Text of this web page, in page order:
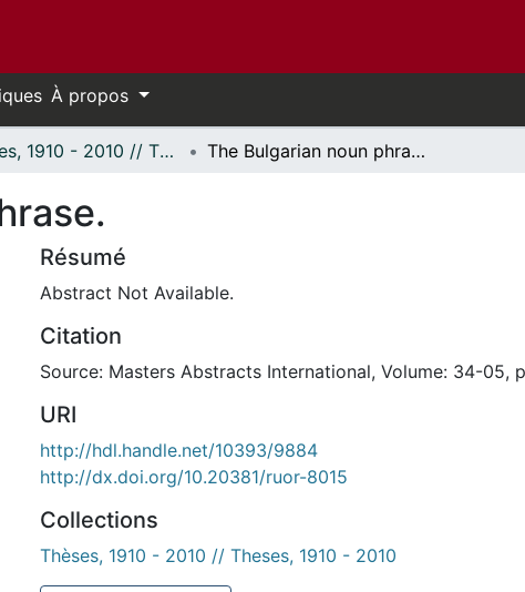
À propos
Thèses, 1910 - 2010 // Theses, 1910 - 2010 The Bulgarian noun phrase.
Résumé
Abstract Not Available.
Citation
Source: Masters Abstracts International, Volume: 34-05,
URI
http://hdl.handle.net/10393/9884
http://dx.doi.org/10.20381/ruor-8015
Collections
Thèses, 1910 - 2010 // Theses, 1910 - 2010